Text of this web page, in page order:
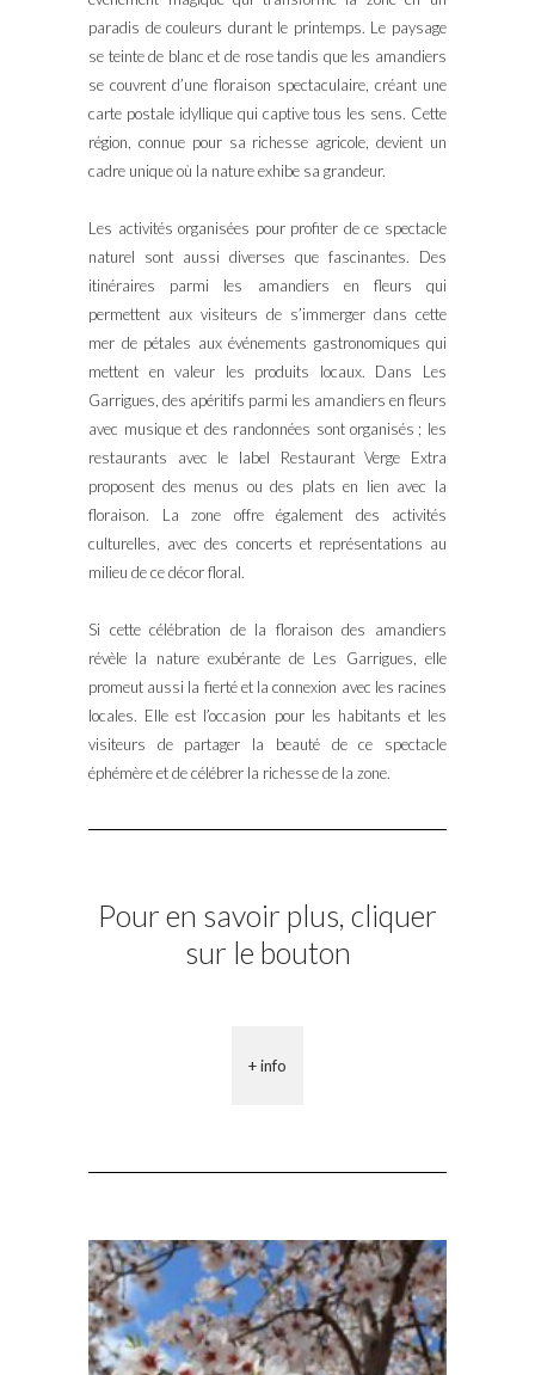
paradis de couleurs durant le printemps. Le paysage
se teinte de blanc et de rose tandis que les amandiers
se couvrent d’une floraison spectaculaire, créant une
carte postale idyllique qui captive tous les sens. Cette
région, connue pour sa richesse agricole, devient un
cadre unique où la nature exhibe sa grandeur.
Les activités organisées pour profiter de ce spectacle
naturel sont aussi diverses que fascinantes. Des
itinéraires parmi les amandiers en fleurs qui
permettent aux visiteurs de s’immerger dans cette
mer de pétales aux événements gastronomiques qui
mettent en valeur les produits locaux. Dans Les
Garrigues, des apéritifs parmi les amandiers en fleurs
avec musique et des randonnées sont organisés ; les
restaurants avec le label Restaurant Verge Extra
proposent des menus ou des plats en lien avec la
floraison. La zone offre également des activités
culturelles, avec des concerts et représentations au
milieu de ce décor floral.
Si cette célébration de la floraison des amandiers
révèle la nature exubérante de Les Garrigues, elle
promeut aussi la fierté et la connexion avec les racines
locales. Elle est l’occasion pour les habitants et les
visiteurs de partager la beauté de ce spectacle
éphémère et de célébrer la richesse de la zone.
Pour en savoir plus, cliquer
sur le bouton
+ info